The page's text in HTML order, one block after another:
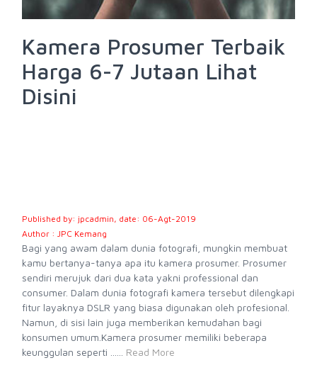
Kamera Prosumer Terbaik
Harga 6-7 Jutaan Lihat
Disini
Published by: jpcadmin, date: 06-Agt-2019
Author : JPC Kemang
Bagi yang awam dalam dunia fotografi, mungkin membuat
kamu bertanya-tanya apa itu kamera prosumer. Prosumer
sendiri merujuk dari dua kata yakni professional dan
consumer. Dalam dunia fotografi kamera tersebut dilengkapi
fitur layaknya DSLR yang biasa digunakan oleh profesional.
Namun, di sisi lain juga memberikan kemudahan bagi
konsumen umum.Kamera prosumer memiliki beberapa
keunggulan seperti ...... Read More